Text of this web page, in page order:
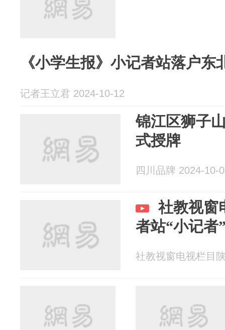
《小学生报》小记者站落户
记者王立君 2024-10-12
锦江区狮子
式授牌
四川品牌 2024-10-
社教视窗
者站“小记者
社教视窗电视栏目